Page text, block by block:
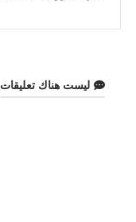
ليست هناك تعليقات